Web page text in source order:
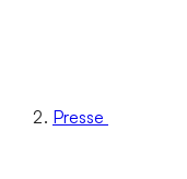
Presse